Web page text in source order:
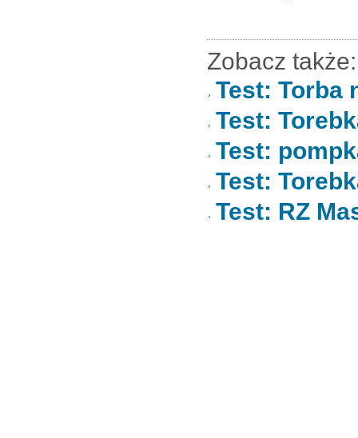
Zobacz także:
Test: Torba
Test:
Test:
Test:
Test: RZ